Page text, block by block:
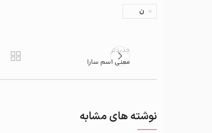
ن
جدیدتر
معنی اسم سارا
نوشته های مشابه